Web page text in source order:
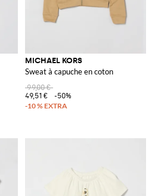
MICHAEL KORS
Sweat à capuche en coton
99,00 €
49,51 €
-50%